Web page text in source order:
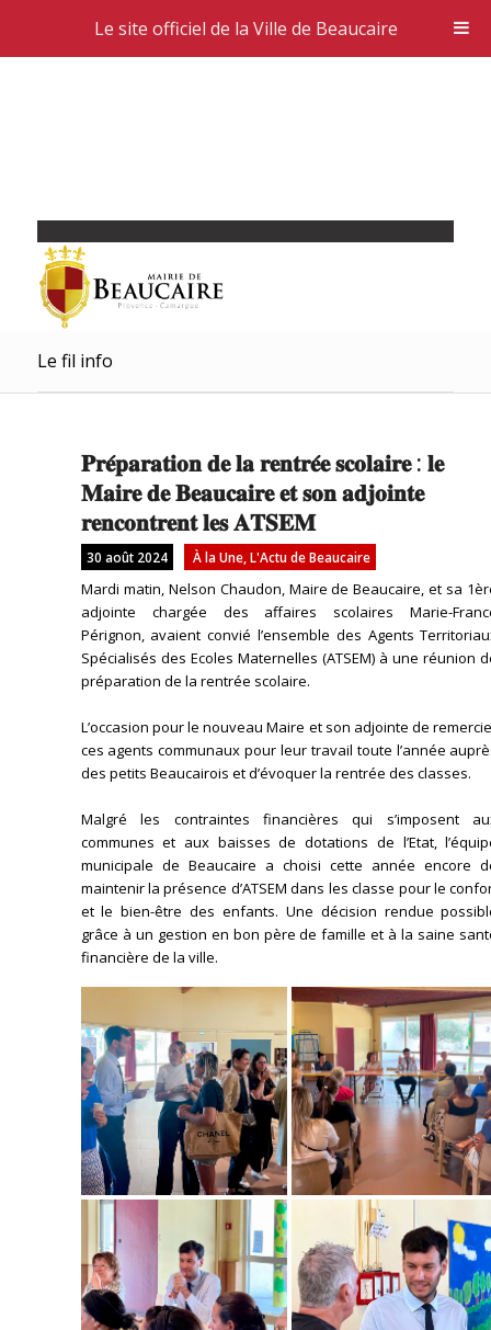
Le fil info
𝐏𝐫𝐞́𝐩𝐚𝐫𝐚𝐭𝐢𝐨𝐧 𝐝𝐞 𝐥𝐚 𝐫𝐞𝐧𝐭𝐫𝐞́𝐞 𝐬𝐜𝐨𝐥𝐚𝐢𝐫𝐞 : 𝐥𝐞
𝐌𝐚𝐢𝐫𝐞 𝐝𝐞 𝐁𝐞𝐚𝐮𝐜𝐚𝐢𝐫𝐞 𝐞𝐭 𝐬𝐨𝐧 𝐚𝐝𝐣𝐨𝐢𝐧𝐭𝐞
𝐫𝐞𝐧𝐜𝐨𝐧𝐭𝐫𝐞𝐧𝐭 𝐥𝐞𝐬 𝐀𝐓𝐒𝐄𝐌
30 août 2024 À la Une, L'Actu de Beaucaire
Mardi matin, Nelson Chaudon, Maire de Beaucaire, et sa
adjointe chargée des affaires scolaires Marie-
Pérignon, avaient convié l’ensemble des Agents
Spécialisés des Ecoles Maternelles (ATSEM) à une réunion
préparation de la rentrée scolaire.
L’occasion pour le nouveau Maire et son adjointe de
ces agents communaux pour leur travail toute l’année
des petits Beaucairois et d’évoquer la rentrée des classes.
Malgré les contraintes financières qui s’imposent
communes et aux baisses de dotations de l’Etat,
municipale de Beaucaire a choisi cette année encore
maintenir la présence d’ATSEM dans les classe pour le
et le bien-être des enfants. Une décision rendue
grâce à un gestion en bon père de famille et à la saine
financière de la ville.
Le site officiel de la Ville de Beaucaire